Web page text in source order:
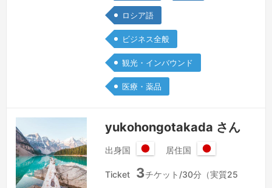
語の通訳、翻訳者、編集者等として、働
いてきました。1994年モスクワから東
京へ移動し、日本のに会社に15年働い
て、 製薬、医学、化学、外国貿易、文
化交流、観光とホスピタリティ、DTP、
コンピューターサイエンス、プログラ
ロシア語
ビジネス全般
観光・インバウンド
医療・薬品
yukohongotakada さん
出身国
本
居住国
本
Ticket 3チケット/30分（実質25